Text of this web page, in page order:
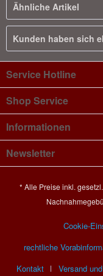
Ähnliche Artikel
Kunden haben sich
Service Hotline
Shop Service
Informationen
Newsletter
* Alle Preise inkl.
Cookie-
rechtliche
Kontakt
Versand